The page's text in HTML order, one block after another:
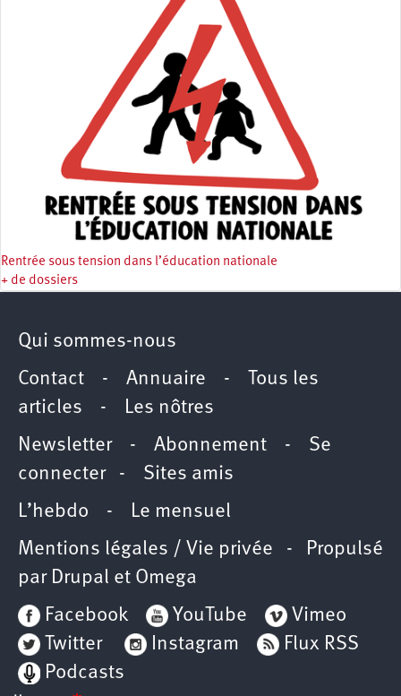
Rentrée sous tension dans l’éducation nationale
+ de dossiers
Qui sommes-nous
Contact - Annuaire -
Tous les
articles - Les nôtres
Newsletter- Abonnement - Se
connecter- Sites amis
L’hebdo - Le mensuel
Mentions légales / Vie privée - Propulsé
par Drupal et Omega
Facebook
YouTube
Vimeo
Twitter
Instagram
Flux RSS
Podcasts